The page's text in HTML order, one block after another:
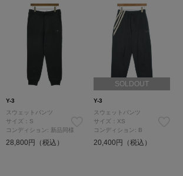
Y-3
スウェットパンツ
サイズ：S
コンディション: 新品同様
28,800円（税込）
SOLDOUT
Y-3
スウェットパンツ
サイズ：XS
コンディション: B
20,400円（税込）